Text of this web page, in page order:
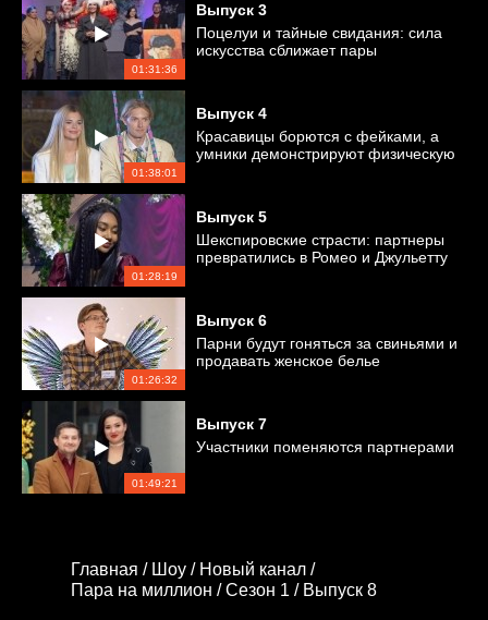
01:31:36
Выпуск 3
Поцелуи и тайные свидания: сила
искусства сближает пары
01:38:01
Выпуск 4
Красавицы борются с фейками, а
умники демонстрируют физическую
01:28:19
Выпуск 5
Шекспировские страсти: партнеры
превратились в Ромео и Джульетту
01:26:32
Выпуск 6
Парни будут гоняться за свиньями и
продавать женское белье
01:49:21
Выпуск 7
Участники поменяются партнерами
Главная / Шоу / Новый канал /
Пара на миллион /Сезон 1 / Выпуск 8